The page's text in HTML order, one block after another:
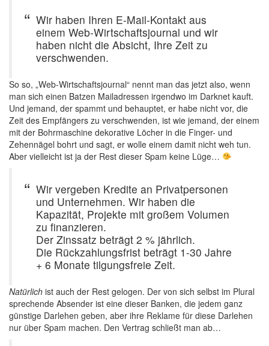
Wir haben Ihren E-Mail-Kontakt aus
einem Web-Wirtschaftsjournal und wir
haben nicht die Absicht, Ihre Zeit zu
verschwenden.
So so, „Web-Wirtschaftsjournal“ nennt man das jetzt also, wenn
man sich einen Batzen Mailadressen irgendwo im Darknet kauft.
Und jemand, der spammt und behauptet, er habe nicht vor, die
Zeit des Empfängers zu verschwenden, ist wie jemand, der einem
mit der Bohrmaschine dekorative Löcher in die Finger- und
Zehennägel bohrt und sagt, er wolle einem damit nicht weh tun.
Aber vielleicht ist ja der Rest dieser Spam keine Lüge…
Wir vergeben Kredite an Privatpersonen
und Unternehmen. Wir haben die
Kapazität, Projekte mit großem Volumen
zu finanzieren.
Der Zinssatz beträgt 2 % jährlich.
Die Rückzahlungsfrist beträgt 1-30 Jahre
+ 6 Monate tilgungsfreie Zeit.
Natürlich ist auch der Rest gelogen. Der von sich selbst im Plural
sprechende Absender ist eine dieser Banken, die jedem ganz
günstige Darlehen geben, aber ihre Reklame für diese Darlehen
nur über Spam machen. Den Vertrag schließt man ab…